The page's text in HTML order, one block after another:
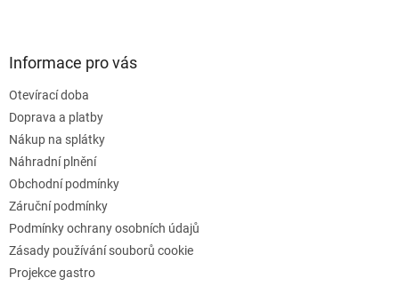
i
Informace pro vás
Otevírací doba
Doprava a platby
Nákup na splátky
Náhradní plnění
Obchodní podmínky
Záruční podmínky
Podmínky ochrany osobních údajů
Zásady používání souborů cookie
Projekce gastro